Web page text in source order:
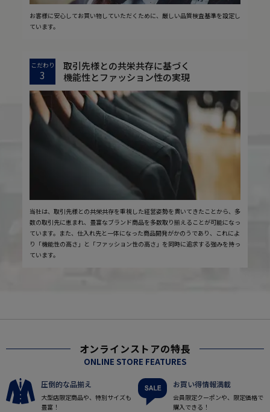
お客様に安心してお買い物していただくために、厳しい品質検査基準を設定し
ています。
こだわり
3
取引先様との共栄共存に基づく
機能性とファッション性の実現
当社は、取引先様との共栄共存を重視した経営姿勢を貫いてきたことから、多
数の取引先に恵まれ、豊富なブランド商品を多数取り揃えることが可能になっ
ています。また、仕入れ先と一体になった商品開発がかのうであり、これによ
り「機能性の高さ」と「ファッション性の高さ」を同時に追求する強みを持っ
ています。
オンラインストアの特長
ONLINE STORE FEATURES
圧倒的な品揃え
大型店限定商品や、特別サイズも
豊富！
お買い得情報満載
会員限定クーポンや、限定価格で
購入できる！